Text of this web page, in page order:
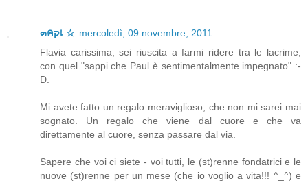
๓คקเ ☆ mercoledì, 09 novembre, 2011
Flavia carissima, sei riuscita a farmi ridere tra le lacrime,
con quel "sappi che Paul è sentimentalmente impegnato" :-
D.
Mi avete fatto un regalo meraviglioso, che non mi sarei mai
sognato. Un regalo che viene dal cuore e che va
direttamente al cuore, senza passare dal via.
Sapere che voi ci siete - voi tutti, le (st)renne fondatrici e le
nuove (st)renne per un mese (che io voglio a vita!!! ^_^) e